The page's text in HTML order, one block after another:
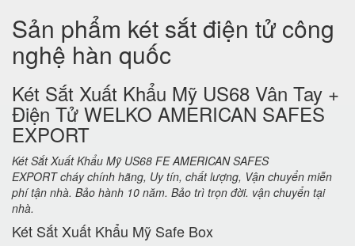
Sản phẩm két sắt điện tử công
nghệ hàn quốc
Két Sắt Xuất Khẩu Mỹ US68 Vân Tay +
Điện Tử WELKO AMERICAN SAFES
EXPORT
Két Sắt Xuất Khẩu Mỹ US68 FE AMERICAN SAFES
EXPORT cháy chính hãng, Uy tín, chất lượng, Vận chuyển miễn
phí tận nhà. Bảo hành 10 năm. Bảo trì trọn đời. vận chuyển tại
nhà.
Két Sắt Xuất Khẩu Mỹ Safe Box